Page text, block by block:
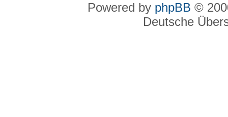
Powered by phpBB ©
Deutsche